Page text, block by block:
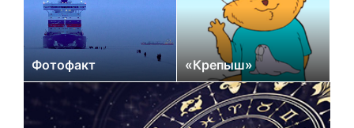
Фотофакт «Крепыш»